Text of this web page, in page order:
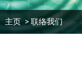
主页 > 联络我们